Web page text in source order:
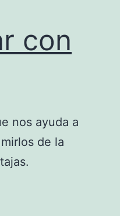
con
nos ayuda a
de la